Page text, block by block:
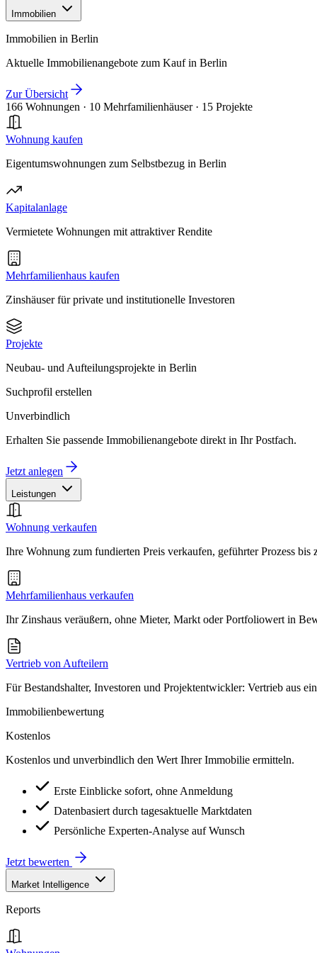
Immobilien
Immobilien in Berlin
Aktuelle Immobilienangebote zum Kauf in Berlin
Zur Übersicht
166 Wohnungen · 10 Mehrfamilienhäuser · 15 Projekte
Wohnung kaufen
Eigentumswohnungen zum Selbstbezug in Berlin
Kapitalanlage
Vermietete Wohnungen mit attraktiver Rendite
Mehrfamilienhaus kaufen
Zinshäuser für private und institutionelle Investoren
Projekte
Neubau- und Aufteilungsprojekte in Berlin
Suchprofil erstellen
Unverbindlich
Erhalten Sie passende Immobilienangebote direkt in Ihr Postfach.
Jetzt anlegen
Leistungen
Wohnung verkaufen
Ihre Wohnung zum fundierten Preis verkaufen, geführter Prozess bis
Mehrfamilienhaus verkaufen
Ihr Zinshaus veräußern, ohne Mieter, Markt oder Portfoliowert in
Vertrieb von Aufteilern
Für Bestandshalter, Investoren und Projektentwickler: Vertrieb aus
Immobilienbewertung
Kostenlos
Kostenlos und unverbindlich den Wert Ihrer Immobilie ermitteln.
Erste Einblicke sofort, ohne Anmeldung
Datenbasiert durch tagesaktuelle Marktdaten
Persönliche Experten-Analyse auf Wunsch
Jetzt bewerten
Market Intelligence
Reports